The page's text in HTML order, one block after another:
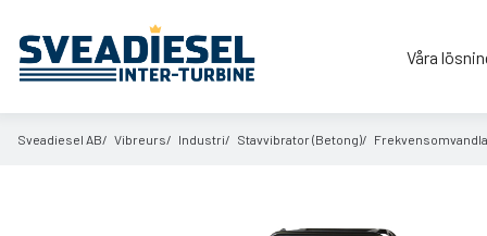
Våra
Sveadiesel AB Vibreurs Industri Stavvibrator (Betong)